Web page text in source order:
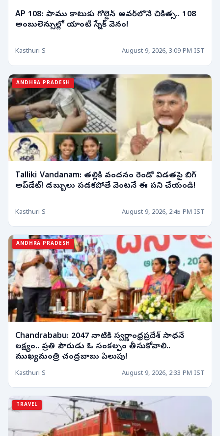
AP 108: పాము కాటుకు గోల్డెన్ అవర్‌లోనే చికిత్స.. 108
అంబులెన్సుల్లో యాంటీ స్నేక్ వెనం!
Kasthuri S August 9, 2026, 3:09 PM IST
ANDHRA PRADESH
Talliki Vandanam: తల్లికి వందనం రెండో విడతపై బిగ్
అప్‌డేట్! డబ్బులు పడకపోతే వెంటనే ఈ పని చేయండి!
Kasthuri S August 9, 2026, 2:45 PM IST
ANDHRA PRADESH
Chandrababu: 2047 నాటికి స్వర్ణాంధ్రప్రదేశ్ సాధనే
లక్ష్యం.. ప్రతి పౌరుడు ఓ సంకల్పం తీసుకోవాలి..
ముఖ్యమంత్రి చంద్రబాబు పిలుపు!
Kasthuri S August 9, 2026, 2:33 PM IST
TRAVEL